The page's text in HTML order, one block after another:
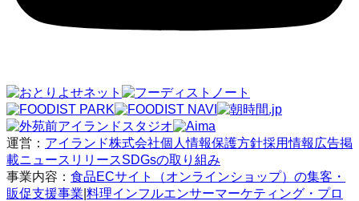
運営： アイランド株式会社個人情報保護方針採用情報 広告掲
載ニュースリリースSDGsの取り組み
事業内容： 食品ECサイト（オンラインショップ）の集客・
販促支援事業 料理インフルエンサーマーケティング・プロ